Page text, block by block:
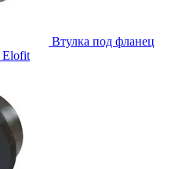
Втулка под фланец
Elofit